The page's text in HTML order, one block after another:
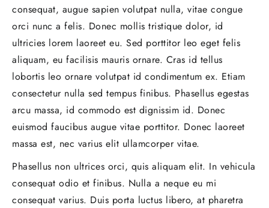
consequat, augue sapien volutpat nulla, vitae congue
orci nunc a felis. Donec mollis tristique dolor, id
ultricies lorem laoreet eu. Sed porttitor leo eget felis
aliquam, eu facilisis mauris ornare. Cras id tellus
lobortis leo ornare volutpat id condimentum ex. Etiam
consectetur nulla sed tempus finibus. Phasellus egestas
arcu massa, id commodo est dignissim id. Donec
euismod faucibus augue vitae porttitor. Donec laoreet
massa est, nec varius elit ullamcorper vitae.
Phasellus non ultrices orci, quis aliquam elit. In vehicula
consequat odio et finibus. Nulla a neque eu mi
consequat varius. Duis porta luctus libero, at pharetra